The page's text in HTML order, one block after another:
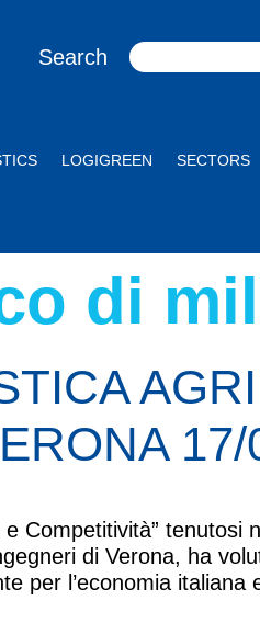
Search
LOGIGREEN SECTORS
di
Competitività”
di Verona, ha
per l’economia